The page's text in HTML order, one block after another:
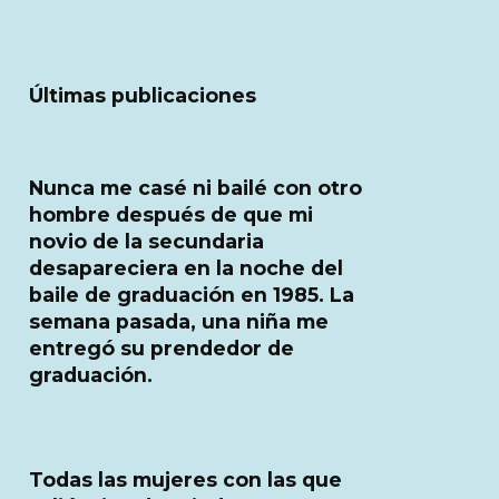
Últimas publicaciones
Nunca me casé ni bailé con otro
hombre después de que mi
novio de la secundaria
desapareciera en la noche del
baile de graduación en 1985. La
semana pasada, una niña me
entregó su prendedor de
graduación.
Todas las mujeres con las que